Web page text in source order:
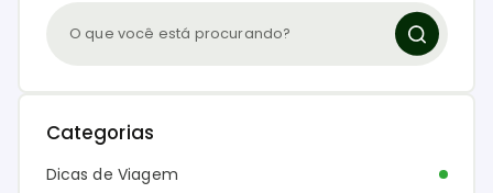
Categorias
Dicas de Viagem